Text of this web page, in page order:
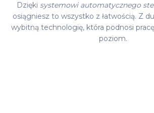
Dzięki systemowi automatycznego
osiągniesz to wszystko z łatwością. Z
wybitną technologię, która podnosi
poziom.